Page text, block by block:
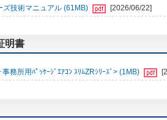
技術マニュアル (61MB) [2026/06/22]
明書
務所用ﾊﾟｯｹｰｼﾞｴｱｺﾝ ｽﾘﾑZRｼﾘｰｽﾞ> (1MB)